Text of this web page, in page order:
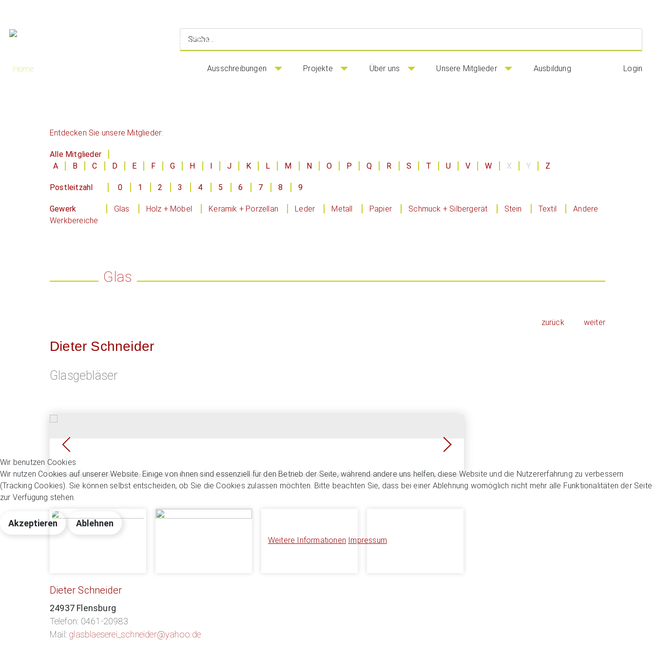
Home Ausschreibungen Projekte Über uns Unsere Mitglieder Ausbildung Login
Entdecken Sie unsere Mitglieder:
Alle Mitglieder
A
B C D E F G H I J K L M N O P Q R S T U V W X Y Z
Postleitzahl 0 1 2 3 4 5 6 7 8 9
Gewerk Glas Holz + Möbel Keramik + Porzellan Leder Metall Papier Schmuck + Silbergerät Stein Textil
Andere
Werkbereiche
Glas
zurück weiter
Dieter Schneider
Glasgebläser
Dieter Schneider
24937 Flensburg
Telefon: 0461-20983
Mail: glasblaeserei_schneider@yahoo.de
Wir benutzen Cookies
Wir nutzen Cookies auf unserer Website. Einige von ihnen sind essenziell für den Betrieb der Seite, während andere uns helfen, diese Website und die Nutzererfahrung zu verbessern
(Tracking Cookies). Sie können selbst entscheiden, ob Sie die Cookies zulassen möchten. Bitte beachten Sie, dass bei einer Ablehnung womöglich nicht mehr alle Funktionalitäten der Seite
zur Verfügung stehen.
Akzeptieren Ablehnen
Weitere Informationen Impressum